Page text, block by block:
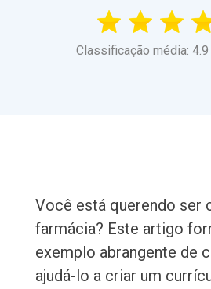
Classificação média:
Você está querendo ser
farmácia? Este artigo
exemplo abrangente de
ajudá-lo a criar um